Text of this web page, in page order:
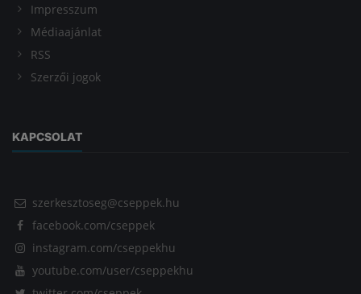
Impresszum
Médiaajánlat
RSS
Szerzői jogok
KAPCSOLAT
szerkesztoseg@cseppek.hu
facebook.com/cseppek
instagram.com/cseppekhu
youtube.com/user/cseppekhu